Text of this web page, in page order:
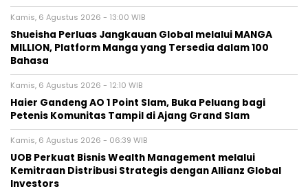
Kamis, 6 Agustus 2026 - 13:00 WIB
Shueisha Perluas Jangkauan Global melalui MANGA
MILLION, Platform Manga yang Tersedia dalam 100
Bahasa
Kamis, 6 Agustus 2026 - 12:10 WIB
Haier Gandeng AO 1 Point Slam, Buka Peluang bagi
Petenis Komunitas Tampil di Ajang Grand Slam
Kamis, 6 Agustus 2026 - 06:39 WIB
UOB Perkuat Bisnis Wealth Management melalui
Kemitraan Distribusi Strategis dengan Allianz Global
Investors